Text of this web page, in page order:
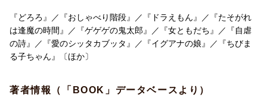
■『みんなで卒業をうたおう』
■『キャンディ キャンディ』
■『ガラスの仮面』
■『脂肪と言う名の服を着て』
■『人間交差点』
『どろろ』／『おしゃべり階段』／『ドラえもん』／『たそがれ
は逢魔の時間』／『ゲゲゲの鬼太郎』／『女ともだち』／『自虐
の詩』／『愛のシッタカブッタ』／『イグアナの娘』／『ちびま
る子ちゃん』〔ほか〕
著者情報（「BOOK」データベースより）